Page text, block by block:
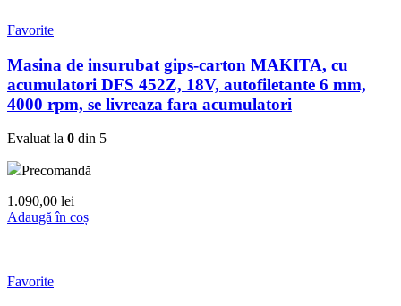
Favorite
Masina de insurubat gips-carton MAKITA, cu
acumulatori DFS 452Z, 18V, autofiletante 6 mm,
4000 rpm, se livreaza fara acumulatori
Evaluat la 0 din 5
Precomandă
1.090,00 lei
Adaugă în coș
Favorite